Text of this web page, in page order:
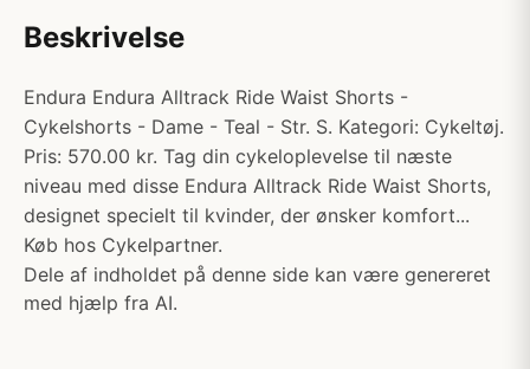
Beskrivelse
Endura Endura Alltrack Ride Waist Shorts -
Cykelshorts - Dame - Teal - Str. S. Kategori: Cykeltøj.
Pris: 570.00 kr. Tag din cykeloplevelse til næste
niveau med disse Endura Alltrack Ride Waist Shorts,
designet specielt til kvinder, der ønsker komfort...
Køb hos Cykelpartner.
Dele af indholdet på denne side kan være genereret
med hjælp fra AI.